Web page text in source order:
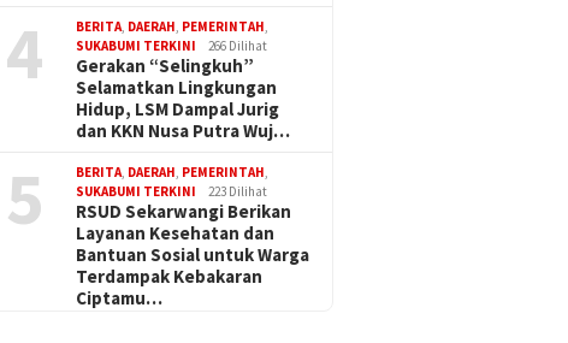
4 BERITA, DAERAH, PEMERINTAH,
SUKABUMI TERKINI
266 Dilihat
Gerakan “Selingkuh”
Selamatkan Lingkungan
Hidup, LSM Dampal Jurig
dan KKN Nusa Putra Wuj…
5 BERITA, DAERAH, PEMERINTAH,
SUKABUMI TERKINI
223 Dilihat
RSUD Sekarwangi Berikan
Layanan Kesehatan dan
Bantuan Sosial untuk Warga
Terdampak Kebakaran
Ciptamu…